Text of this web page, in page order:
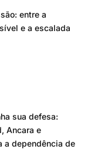
entre a
e a escalada
sua defesa:
Ancara e
a dependência de